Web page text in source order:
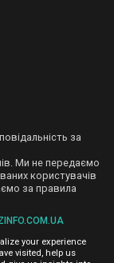
за
Ми не передаємо
користувачів
за правила
Google
про
. your experience
visited, help us